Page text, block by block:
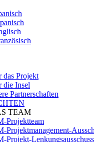
das Projekt
die Insel
Partnerschaften
TEAM
Projektteam
Projektmanagement-
Projekt-Lenkungsausschuss